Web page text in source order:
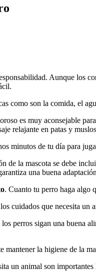
Aunque los
como son la comida, el
es muy aconsejable
relajante en patas y
minutos de tu día para
de la mascota se debe
una buena
. Cuanto tu perro haga algo
cuidados que necesita un
perros sigan una buena
mantener la higiene de la